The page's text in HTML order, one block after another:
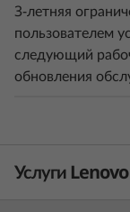
3-летняя
пользователем
следующий
обновления
Услуги Lenovo